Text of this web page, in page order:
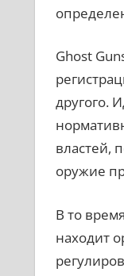
Ghost
другого.
властей,
оружие
В то
находит